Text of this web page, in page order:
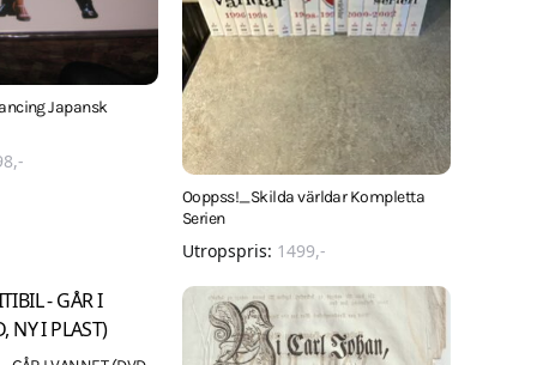
Japansk
,-
Ooppss!_Skilda världar Kompletta
Serien
Utropspris: 1499,-